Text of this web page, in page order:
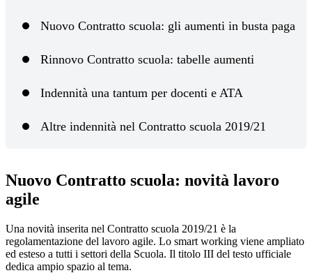
Nuovo Contratto scuola: gli aumenti in busta paga
Rinnovo Contratto scuola: tabelle aumenti
Indennità una tantum per docenti e ATA
Altre indennità nel Contratto scuola 2019/21
Nuovo Contratto scuola: novità lavoro
agile
Una novità inserita nel Contratto scuola 2019/21 è la
regolamentazione del lavoro agile. Lo smart working viene ampliato
ed esteso a tutti i settori della Scuola. Il titolo III del testo ufficiale
dedica ampio spazio al tema.